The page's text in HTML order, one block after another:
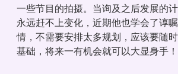
一些节目的拍摄。当询及之后发展的
永远赶不上变化，近期他也学会了谆
情，不需要安排太多规划，应该要随
基础，将来一有机会就可以大显身手！